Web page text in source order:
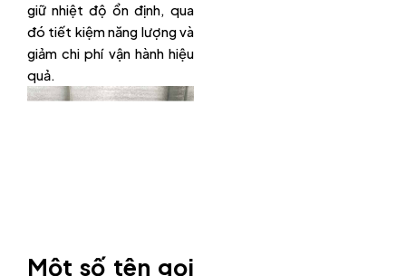
giữ nhiệt độ ổn định, qua
đó tiết kiệm năng lượng và
giảm chi phí vận hành hiệu
quả.
Một số tên gọi